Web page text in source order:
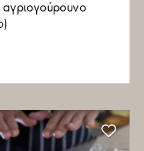
αγριογούρουνο